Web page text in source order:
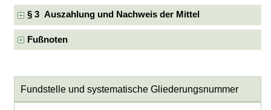
§ 3 Auszahlung und Nachweis der Mittel
Fußnoten
Fundstelle und systematische Gliederungsnummer